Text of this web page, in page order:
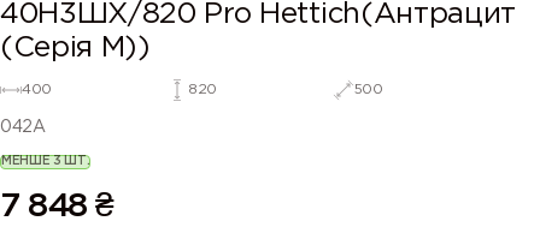
40Н3ШХ/820 Pro Hettich(Антрацит
(Серія М))
400 820 500
042A
МЕНШЕ 3 ШТ.
7 848 ₴